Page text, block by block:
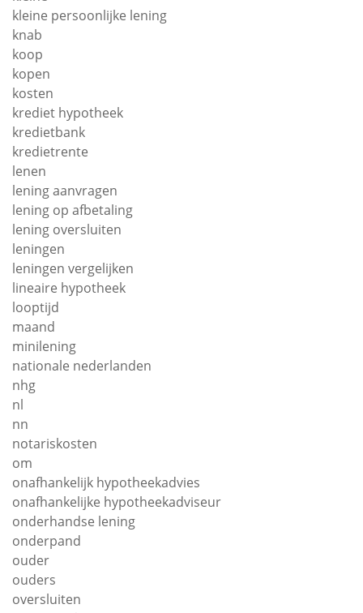
kleine persoonlijke lening
knab
koop
kopen
kosten
krediet hypotheek
kredietbank
kredietrente
lenen
lening aanvragen
lening op afbetaling
lening oversluiten
leningen
leningen vergelijken
lineaire hypotheek
looptijd
maand
minilening
nationale nederlanden
nhg
nl
nn
notariskosten
om
onafhankelijk hypotheekadvies
onafhankelijke hypotheekadviseur
onderhandse lening
onderpand
ouder
ouders
oversluiten